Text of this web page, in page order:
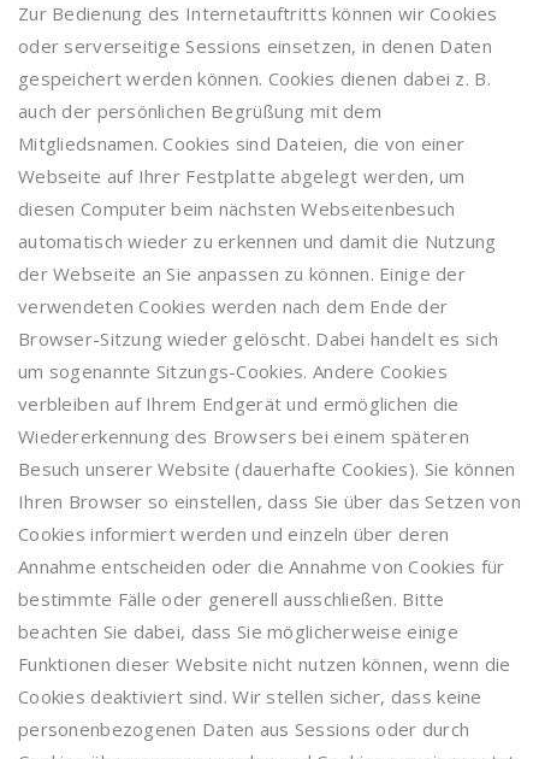
Zur Bedienung des Internetauftritts können wir Cookies
oder serverseitige Sessions einsetzen, in denen Daten
gespeichert werden können. Cookies dienen dabei z. B.
auch der persönlichen Begrüßung mit dem
Mitgliedsnamen. Cookies sind Dateien, die von einer
Webseite auf Ihrer Festplatte abgelegt werden, um
diesen Computer beim nächsten Webseitenbesuch
automatisch wieder zu erkennen und damit die Nutzung
der Webseite an Sie anpassen zu können. Einige der
verwendeten Cookies werden nach dem Ende der
Browser-Sitzung wieder gelöscht. Dabei handelt es sich
um sogenannte Sitzungs-Cookies. Andere Cookies
verbleiben auf Ihrem Endgerät und ermöglichen die
Wiedererkennung des Browsers bei einem späteren
Besuch unserer Website (dauerhafte Cookies). Sie können
Ihren Browser so einstellen, dass Sie über das Setzen von
Cookies informiert werden und einzeln über deren
Annahme entscheiden oder die Annahme von Cookies für
bestimmte Fälle oder generell ausschließen. Bitte
beachten Sie dabei, dass Sie möglicherweise einige
Funktionen dieser Website nicht nutzen können, wenn die
Cookies deaktiviert sind. Wir stellen sicher, dass keine
personenbezogenen Daten aus Sessions oder durch